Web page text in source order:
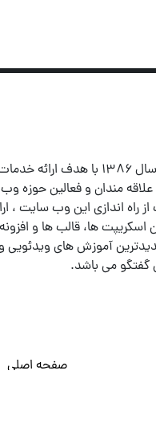
پرشین اسکریپت در سال ۱۳۸۶ با هدف ارائه
علاقه مندان و فعالین حوزه وب
راه اندازی این وب سایت ،
اسکریپت ها، قالب ها و
آموزش های ویدئویی و
گفتگو می باشد.
صفحه اصلی